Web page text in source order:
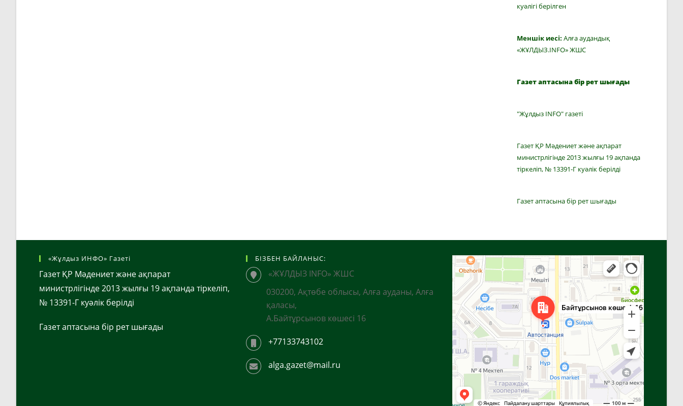
куәлігі берілген
Меншік иесі: Алға аудандық
«ЖҰЛДЫЗ.INFO» ЖШС
Газет аптасына бір рет шығады
"Жұлдыз INFO" газеті
Газет ҚР Мәдениет және ақпарат
министрлігінде 2013 жылғы 19 ақпанда
тіркеліп, № 13391-Г куәлік берілді
Газет аптасына бір рет шығады
«Жұлдыз ИНФО» Газеті
Газет ҚР Мәдениет және ақпарат
министрлігінде 2013 жылғы 19 ақпанда тіркеліп,
№ 13391-Г куәлік берілді
Газет аптасына бір рет шығады
БІЗБЕН БАЙЛАНЫС:
«ЖҰЛДЫЗ INFO» ЖШС
030200, Ақтөбе облысы, Алға ауданы, Алға
қаласы,
А.Байтұрсынов көшесі 16
+77133743102
alga.gazet@mail.ru
Алға
Яндекс Карталар — көлік, навигация, орындарды іздеу